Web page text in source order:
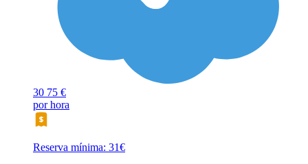
30 75 €
por hora
Reserva mínima: 31€